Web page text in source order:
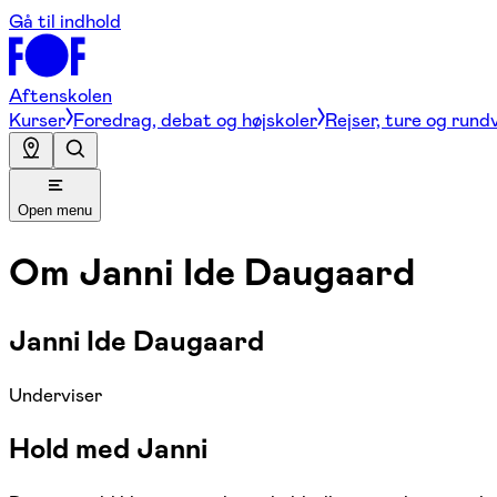
Gå til indhold
Aftenskolen
Kurser Foredrag, debat og højskoler Rejser, ture og
Open menu
Om Janni Ide Daugaard
Janni Ide Daugaard
Underviser
Hold med Janni